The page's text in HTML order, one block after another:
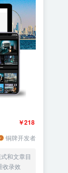
￥218
铜牌开发者
和文章目
收录效